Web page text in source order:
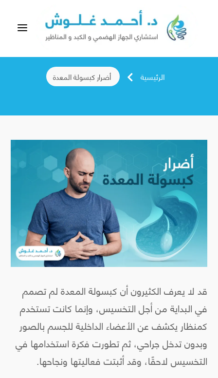
a أضرار كبسولة المعدة
الرئيسية  أضرار كبسولة المعدة
قد لا يعرف الكثيرون أن كبسولة المعدة لم تصمم
في البداية من أجل التخسيس، وإنما كانت تستخدم
كمنظار يكشف عن الأعضاء الداخلية للجسم بالصور
وبدون تدخل جراحي، ثم تطورت فكرة استخدامها في
التخسيس لاحقًا، وقد أثبتت فعاليتها ونجاحها.